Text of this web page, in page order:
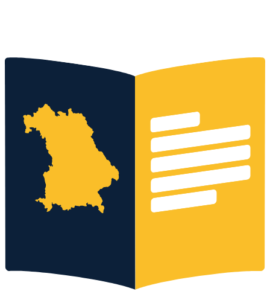
Kostenloses Angebot 0152 - 3371 9399